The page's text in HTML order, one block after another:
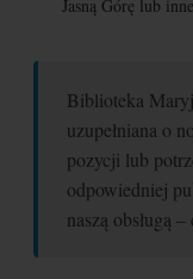
Jasną Górę lub
Biblioteka
uzupełniana o
pozycji lub
odpowiedniej
naszą obsługą